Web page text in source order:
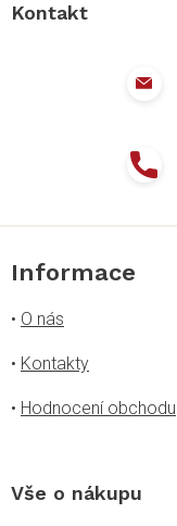
Kontakt
Informace
• O nás
• Kontakty
• Hodnocení obchodu
Vše o nákupu